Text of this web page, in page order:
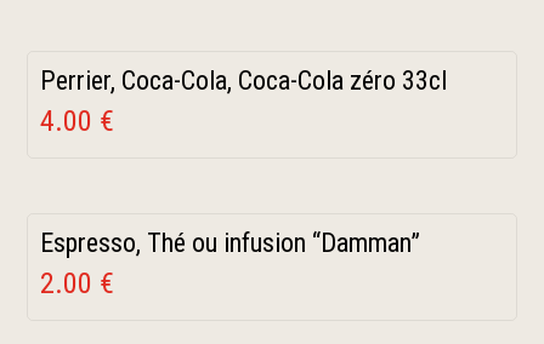
Perrier, Coca-Cola, Coca-Cola zéro 33cl
4.00 €
Espresso, Thé ou infusion “Damman”
2.00 €